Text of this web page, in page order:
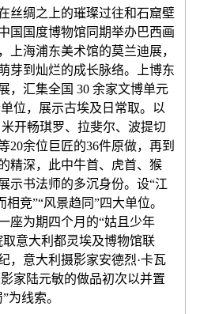
绸之上的璀璨过往和石窟壁
国国度博物馆同期举办巴西画
上海浦东美术馆的莫兰迪展，
芽到灿烂的成长脉络。上博东
，汇集全国 30 余家文博单元
位，展示古埃及日常取。以
开畅琪罗、拉斐尔、波提切
20余位巨匠的36件原做，再到
精深，此中牛首、虎首、猴
示书法师的多沉身份。设“江
竞”“风景趋同”四大单位。
座为期四个月的“姑且少年
意大利都灵埃及博物馆联
，意大利摄影家安德烈·卡瓦
家陆元敏的做品初次以并置
为线索。